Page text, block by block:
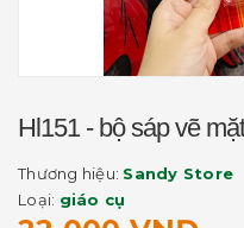
Hl151 - bộ sáp vẽ
Thương hiệu: Sandy Store
Loại: giáo cụ